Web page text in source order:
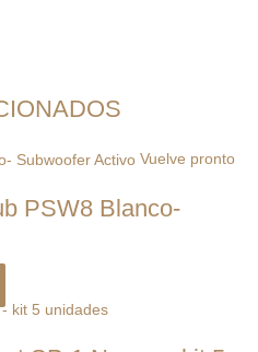
Vuelve pronto
PSW8 Blanco-